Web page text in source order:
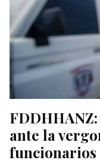
ante la
funcionarios